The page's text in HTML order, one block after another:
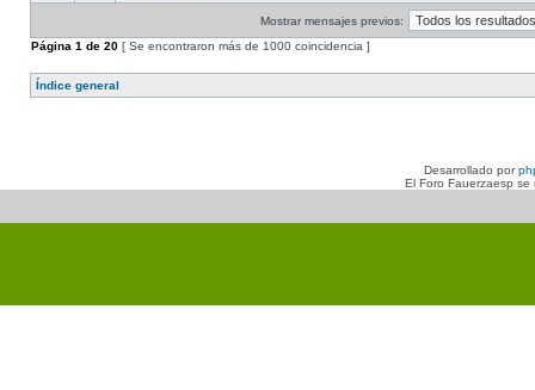
Mostrar mensajes previos:
Página 1 de 20 [ Se encontraron más de 1000 coincidencia ]
Índice general
Desarrollado por
El Foro Fauerzaesp